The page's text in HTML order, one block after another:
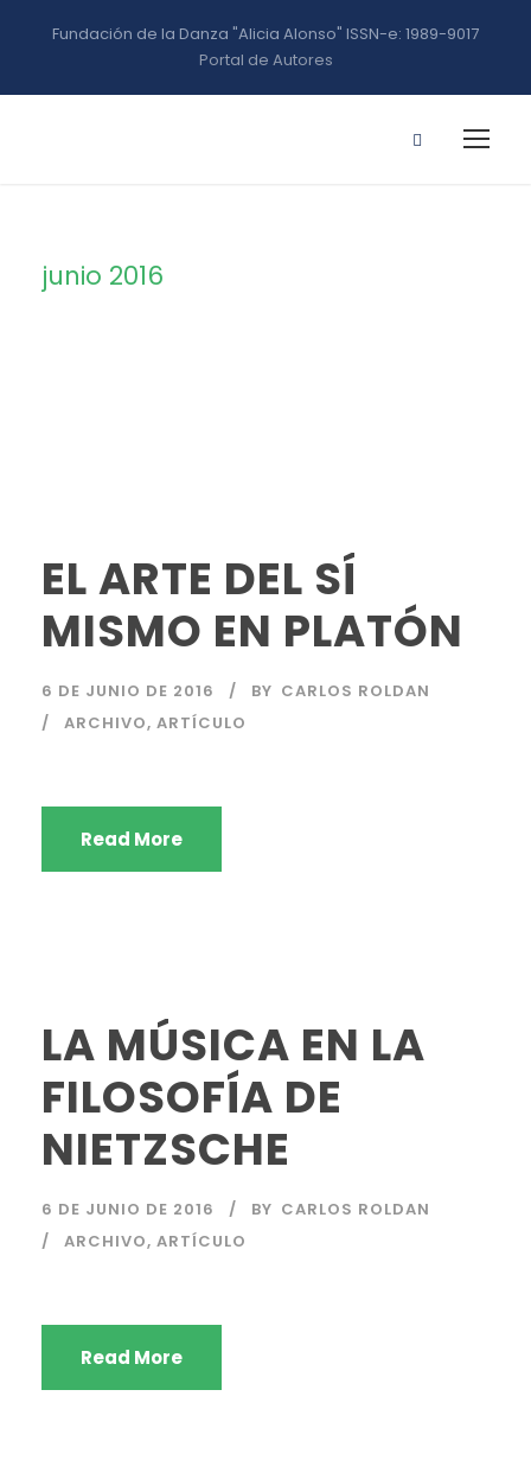
Fundación de la Danza "Alicia Alonso" ISSN-e: 1989-9017
Portal de Autores
junio 2016
EL ARTE DEL SÍ
MISMO EN PLATÓN
6 DE JUNIO DE 2016 BY CARLOS ROLDAN
ARCHIVO, ARTÍCULO
Read More
LA MÚSICA EN LA
FILOSOFÍA DE
NIETZSCHE
6 DE JUNIO DE 2016 BY CARLOS ROLDAN
ARCHIVO, ARTÍCULO
Read More